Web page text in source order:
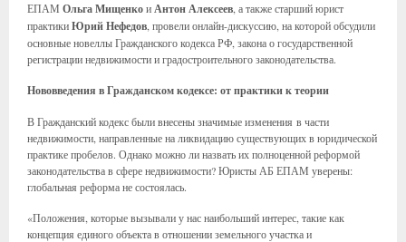
ЕПАМ Ольга МищенкоиАнтон Алексеев , а также старший юрист
практикиЮрий Нефедов , провели онлайн-дискуссию, на которой обсудили
основные новеллы Гражданского кодекса РФ, закона о государственной
регистрации недвижимости и градостроительного законодательства.
Нововведения в Гражданском кодексе: от практики к теории
В Гражданский кодекс были внесены значимые изменения в части
недвижимости, направленные на ликвидацию существующих в юридической
практике пробелов. Однако можно ли назвать их полноценной реформой
законодательства в сфере недвижимости? Юристы АБ ЕПАМ уверены:
глобальная реформа не состоялась.
«Положения, которые вызывали у нас наибольший интерес, такие как
концепция единого объекта в отношении земельного участка и